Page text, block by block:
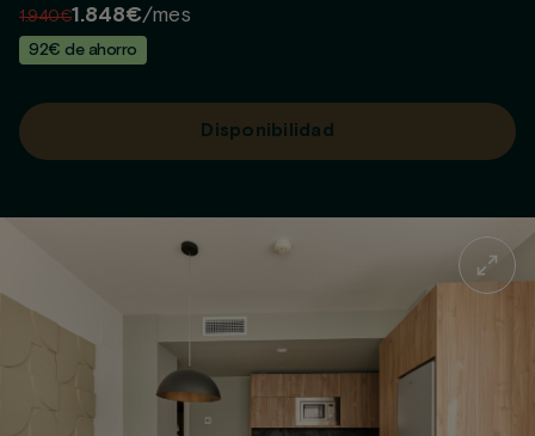
1.940€1.848€/mes
92€ de ahorro
Disponibilidad